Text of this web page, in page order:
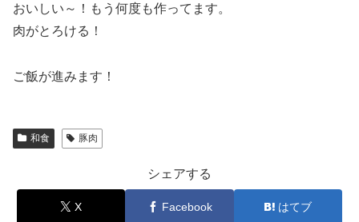
おいしい～！もう何度も作ってます。
肉がとろける！
ご飯が進みます！
和食 豚肉
シェアする
X Facebook はてブ